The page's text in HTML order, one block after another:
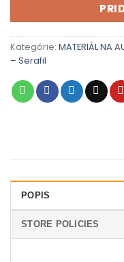
Kategórie: MATERIÁL NA
– Serafil
POPIS
STORE POLICIES